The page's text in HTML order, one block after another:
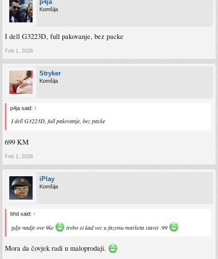
p4ja
Komšija
I dell G3223D, full pakovanje, bez packe
Feb 1, 2026
Stryker
Komšija
p4ja said: ↑
I dell G3223D, full pakovanje, bez packe
699 KM
Feb 1, 2026
iPlay
Komšija
bhd said: ↑
gdje nadje ove 9ke trebo si kad vec u fazonu marketa stavis .99
Mora da čovjek radi u maloprodaji.